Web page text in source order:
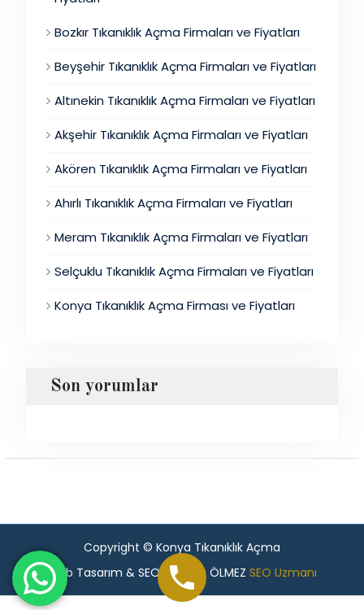
Bozkır Tıkanıklık Açma Firmaları ve Fiyatları
Beyşehir Tıkanıklık Açma Firmaları ve Fiyatları
Altınekin Tıkanıklık Açma Firmaları ve Fiyatları
Akşehir Tıkanıklık Açma Firmaları ve Fiyatları
Akören Tıkanıklık Açma Firmaları ve Fiyatları
Ahırlı Tıkanıklık Açma Firmaları ve Fiyatları
Meram Tıkanıklık Açma Firmaları ve Fiyatları
Selçuklu Tıkanıklık Açma Firmaları ve Fiyatları
Konya Tıkanıklık Açma Firması ve Fiyatları
Son yorumlar
Copyright © Konya Tıkanıklık Açma
Web Tasarım & SEO - Murat ÖLMEZ SEO Uzmanı